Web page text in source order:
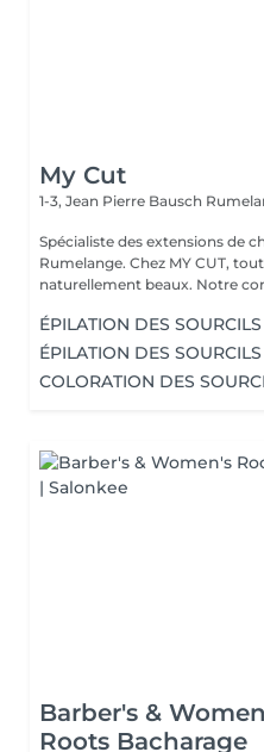
My Cut
1-3, Jean Pierre Bausch
Spécialiste des extensions de
Rumelange. Chez MY CUT, tout tourne autour des cheveux
naturellement beaux.
ÉPILATION DES
ÉPILATION DES SOURCILS
COLORATION DES
Barber's &
Roots Bacharage